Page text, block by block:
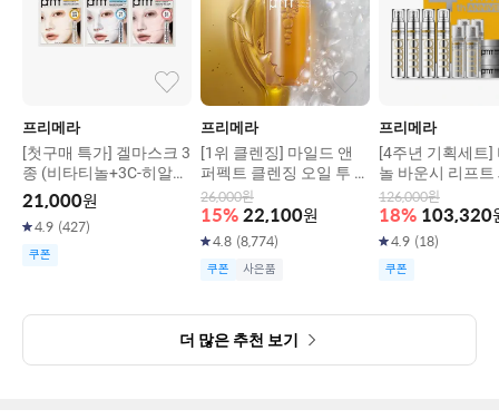
프리메라
[첫구매 특가] 겔마스크 3
종 (비타티놀+3C-히알루
론산+피디알엔)
21,000원
4.9 (427)
쿠폰
프리메라
[1위 클렌징] 마일드 앤
퍼펙트 클렌징 오일 투 폼
200ml
26,000원
15% 22,100원
4.8 (8,774)
쿠폰 사은품
프리메라
[4주년 기획세트]
놀 바운시 리프트
0G X4입
126,000원
18% 103,320
4.9 (18)
쿠폰
더 많은 추천 보기